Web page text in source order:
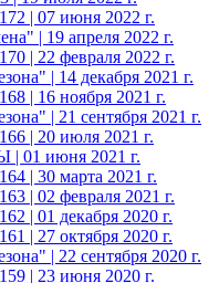
| 07 июня 2022 г.
| 19 апреля 2022 г.
| 22 февраля 2022 г.
| 14 декабря 2021 г.
| 16 ноября 2021 г.
| 21 сентября 2021 г.
| 20 июля 2021 г.
01 июня 2021 г.
| 30 марта 2021 г.
| 02 февраля 2021 г.
| 01 декабря 2020 г.
| 27 октября 2020 г.
| 22 сентября 2020 г.
| 23 июня 2020 г.